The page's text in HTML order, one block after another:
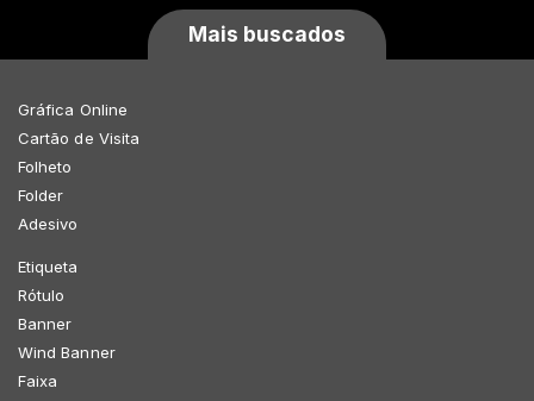
Mais buscados
Gráfica Online
Cartão de Visita
Folheto
Folder
Adesivo
Etiqueta
Rótulo
Banner
Wind Banner
Faixa